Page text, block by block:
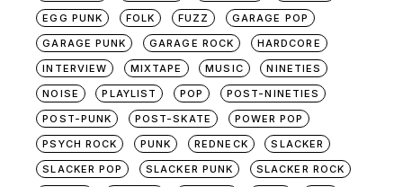
EGG PUNK
FOLK FUZZ
GARAGE POP
GARAGE PUNK
GARAGE ROCK
HARDCORE
INTERVIEW
MIXTAPE MUSIC
NINETIES
NOISE
PLAYLIST POP
POST-NINETIES
POST-PUNK
POST-SKATE
POWER POP
PSYCH ROCK
PUNK REDNECK
SLACKER
SLACKER POP
SLACKER PUNK
SLACKER ROCK